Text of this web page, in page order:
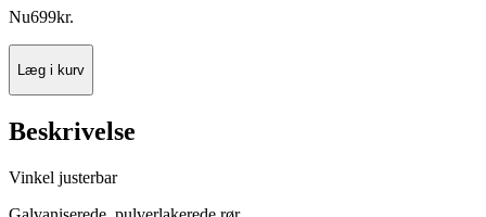
Nu699kr.
Læg i kurv
Beskrivelse
Vinkel justerbar